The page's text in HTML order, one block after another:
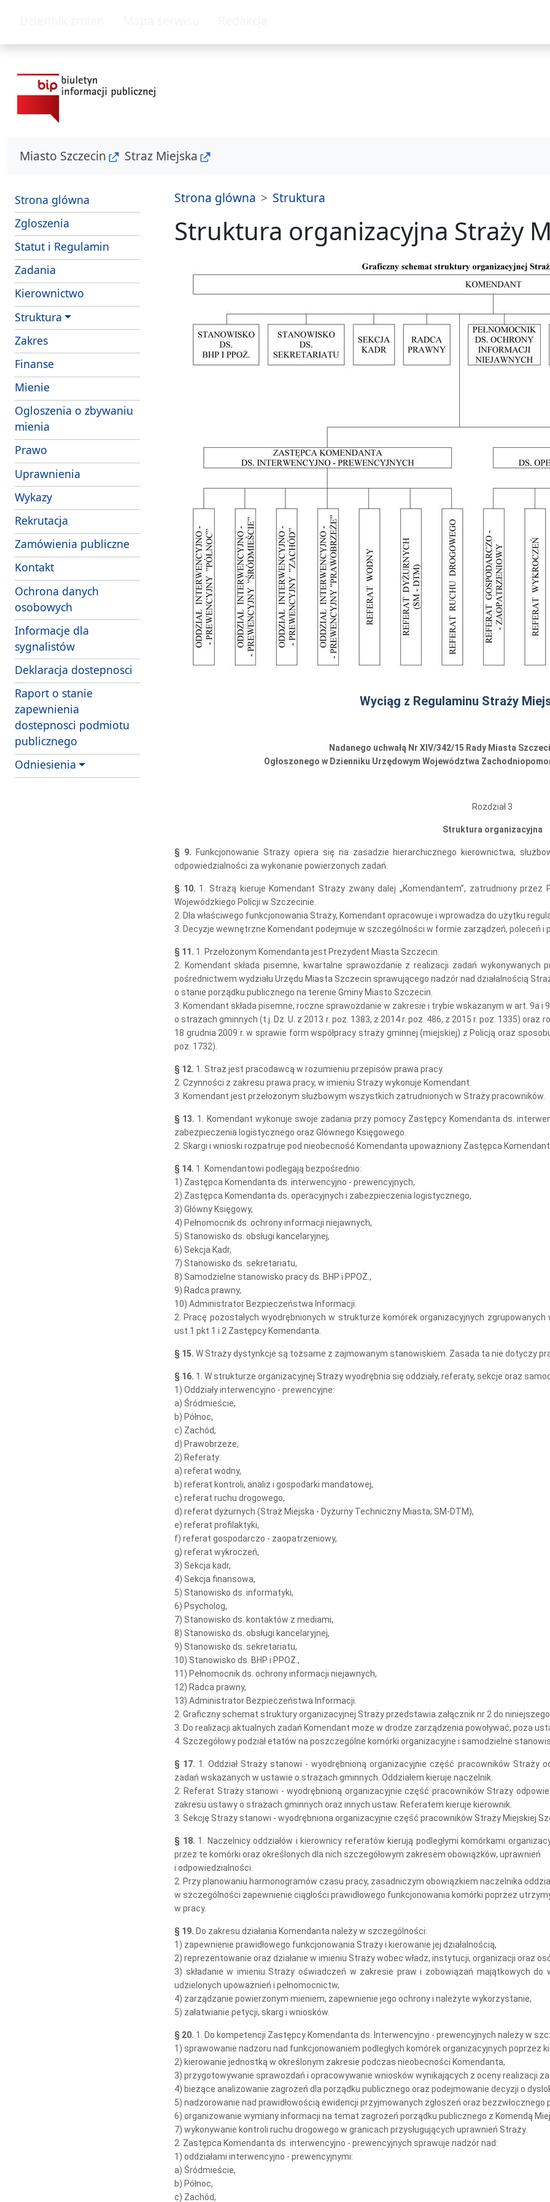
Miasto Szczecin Straz Miejska
Strona glówna
Zgloszenia - sposoby przyjmowania i zalatwiania spraw
Statut i Regulamin
Zadania
Kierownictwo
Struktura
Zakres- obowiazki i uprawnienia strazników Strazy Miejskiej
Finanse
Mienie
Ogloszenia o zbywaniu
mienia
Prawo
Uprawnienia
Wykazy
Rekrutacja
Zamówienia publiczne
Kontakt
Ochrona danych
osobowych
Informacje dla
sygnalistów
Deklaracja dostepnosci
Raport o stanie
zapewnienia
dostepnosci podmiotu
publicznego
Odniesienia
Strona glówna Struktura
Struktura organizacyjna Straży
Wyciąg z Regulaminu Straży
Nadanego uchwałą Nr XIV/342/15 Rady Miasta
Ogłoszonego w Dzienniku Urzędowym Województwa
Rozdział 3
Struktura organizacyjna
§ 9.
Funkcjonowanie Straży opiera się na zasadzie hierarchicznego kierownictwa,
odpowiedzialności za wykonanie powierzonych zadań.
§ 10. 1. Strażą kieruje Komendant Straży zwany dalej „Komendantem”, zatrudniony
Wojewódzkiego Policji w Szczecinie.
2. Dla właściwego funkcjonowania Straży, Komendant opracowuje i wprowadza do użytku
3. Decyzje wewnętrzne Komendant podejmuje w szczególności w formie zarządzeń, poleceń i
§ 11. 1. Przełożonym Komendanta jest Prezydent Miasta Szczecin.
2. Komendant składa pisemne, kwartalne sprawozdanie z realizacji zadań
pośrednictwem wydziału Urzędu Miasta Szczecin sprawującego nadzór nad działalnością
o stanie porządku publicznego na terenie Gminy Miasto Szczecin.
3. Komendant składa pisemne, roczne sprawozdanie w zakresie i trybie wskazanym w art. 9a i
o strażach gminnych (t.j. Dz. U. z 2013 r. poz. 1383, z 2014 r. poz. 486, z 2015 r. poz. 1335)
18 grudnia 2009 r. w sprawie form współpracy straży gminnej (miejskiej) z Policją oraz
poz. 1732).
§ 12. 1. Straż jest pracodawcą w rozumieniu przepisów prawa pracy.
2. Czynności z zakresu prawa pracy, w imieniu Straży wykonuje Komendant.
3. Komendant jest przełożonym służbowym wszystkich zatrudnionych w Straży pracowników.
§ 13. 1. Komendant wykonuje swoje zadania przy pomocy Zastępcy Komendanta ds.
zabezpieczenia logistycznego oraz Głównego Księgowego.
2. Skargi i wnioski rozpatruje pod nieobecność Komendanta upoważniony Zastępca
§ 14. 1. Komendantowi podlegają bezpośrednio:
1) Zastępca Komendanta ds. interwencyjno - prewencyjnych,
2) Zastępca Komendanta ds. operacyjnych i zabezpieczenia logistycznego,
3) Główny Księgowy,
4) Pełnomocnik ds. ochrony informacji niejawnych,
5) Stanowisko ds. obsługi kancelaryjnej,
6) Sekcja Kadr,
7) Stanowisko ds. sekretariatu,
8) Samodzielne stanowisko pracy ds. BHP i PPOŻ.,
9) Radca prawny,
10) Administrator Bezpieczeństwa Informacji.
2. Pracę pozostałych wyodrębnionych w strukturze komórek organizacyjnych
ust.1 pkt 1 i 2 Zastępcy Komendanta.
§ 15. W Straży dystynkcje są tożsame z zajmowanym stanowiskiem. Zasada ta nie dotyczy
§ 16. 1. W strukturze organizacyjnej Straży wyodrębnia się oddziały, referaty, sekcje oraz
1) Oddziały interwencyjno - prewencyjne:
a) Śródmieście,
b) Północ,
c) Zachód,
d) Prawobrzeże,
2) Referaty:
a) referat wodny,
b) referat kontroli, analiz i gospodarki mandatowej,
c) referat ruchu drogowego,
d) referat dyżurnych (Straż Miejska - Dyżurny Techniczny Miasta; SM-DTM),
e) referat profilaktyki,
f) referat gospodarczo - zaopatrzeniowy,
g) referat wykroczeń,
3) Sekcja kadr,
4) Sekcja finansowa,
5) Stanowisko ds. informatyki,
6) Psycholog,
7) Stanowisko ds. kontaktów z mediami,
8) Stanowisko ds. obsługi kancelaryjnej,
9) Stanowisko ds. sekretariatu,
10) Stanowisko ds. BHP i PPOŻ.,
11) Pełnomocnik ds. ochrony informacji niejawnych,
12) Radca prawny,
13) Administrator Bezpieczeństwa Informacji.
2. Graficzny schemat struktury organizacyjnej Straży przedstawia załącznik nr 2 do niniejszego
3. Do realizacji aktualnych zadań Komendant może w drodze zarządzenia powoływać, poza
4. Szczegółowy podział etatów na poszczególne komórki organizacyjne i samodzielne
§ 17. 1. Oddział Straży stanowi - wyodrębnioną organizacyjnie część pracowników
zadań wskazanych w ustawie o strażach gminnych. Oddziałem kieruje naczelnik.
2. Referat Straży stanowi - wyodrębnioną organizacyjnie część pracowników Straży
zakresu ustawy o strażach gminnych oraz innych ustaw. Referatem kieruje kierownik.
3. Sekcję Straży stanowi - wyodrębniona organizacyjnie część pracowników Straży Miejskiej
§ 18. 1. Naczelnicy oddziałów i kierownicy referatów kierują podległymi komórkami
przez te komórki oraz określonych dla nich szczegółowym zakresem obowiązków, uprawnień
i odpowiedzialności.
2. Przy planowaniu harmonogramów czasu pracy, zasadniczym obowiązkiem naczelnika
w szczególności zapewnienie ciągłości prawidłowego funkcjonowania komórki poprzez
w pracy.
§ 19. Do zakresu działania Komendanta należy w szczególności:
1) zapewnienie prawidłowego funkcjonowania Straży i kierowanie jej działalnością,
2) reprezentowanie oraz działanie w imieniu Straży wobec władz, instytucji, organizacji oraz
3) składanie w imieniu Straży oświadczeń w zakresie praw i zobowiązań majątkowych
udzielonych upoważnień i pełnomocnictw,
4) zarządzanie powierzonym mieniem, zapewnienie jego ochrony i należyte wykorzystanie,
5) załatwianie petycji, skarg i wniosków.
§ 20. 1. Do kompetencji Zastępcy Komendanta ds. Interwencyjno - prewencyjnych należy w
1) sprawowanie nadzoru nad funkcjonowaniem podległych komórek organizacyjnych poprzez
2) kierowanie jednostką w określonym zakresie podczas nieobecności Komendanta,
3) przygotowywanie sprawozdań i opracowywanie wniosków wynikających z oceny realizacji
4) bieżące analizowanie zagrożeń dla porządku publicznego oraz podejmowanie decyzji o
5) nadzorowanie nad prawidłowością ewidencji przyjmowanych zgłoszeń oraz
6) organizowanie wymiany informacji na temat zagrożeń porządku publicznego z Komendą
7) wykonywanie kontroli ruchu drogowego w granicach przysługujących uprawnień Straży.
2. Zastępca Komendanta ds. interwencyjno - prewencyjnych sprawuje nadzór nad:
1) oddziałami interwencyjno - prewencyjnymi:
a) Śródmieście,
b) Północ,
c) Zachód,